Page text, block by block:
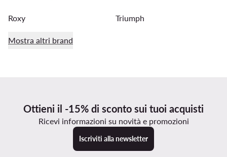
Roxy Triumph
Mostra altri brand
Ottieni il -15% di sconto sui tuoi acquisti
Ricevi informazioni su novità e promozioni
Iscriviti alla newsletter